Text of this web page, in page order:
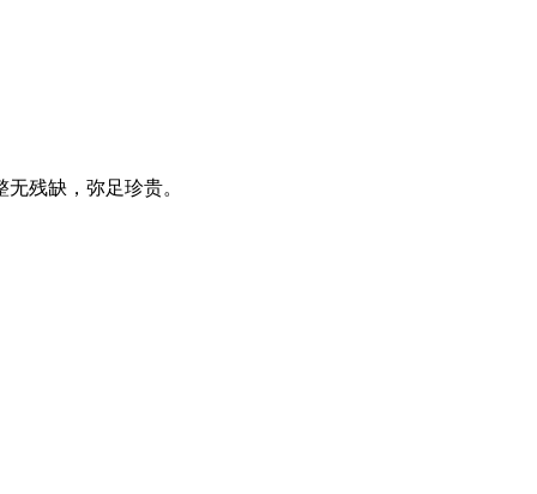
残缺，弥足珍贵。